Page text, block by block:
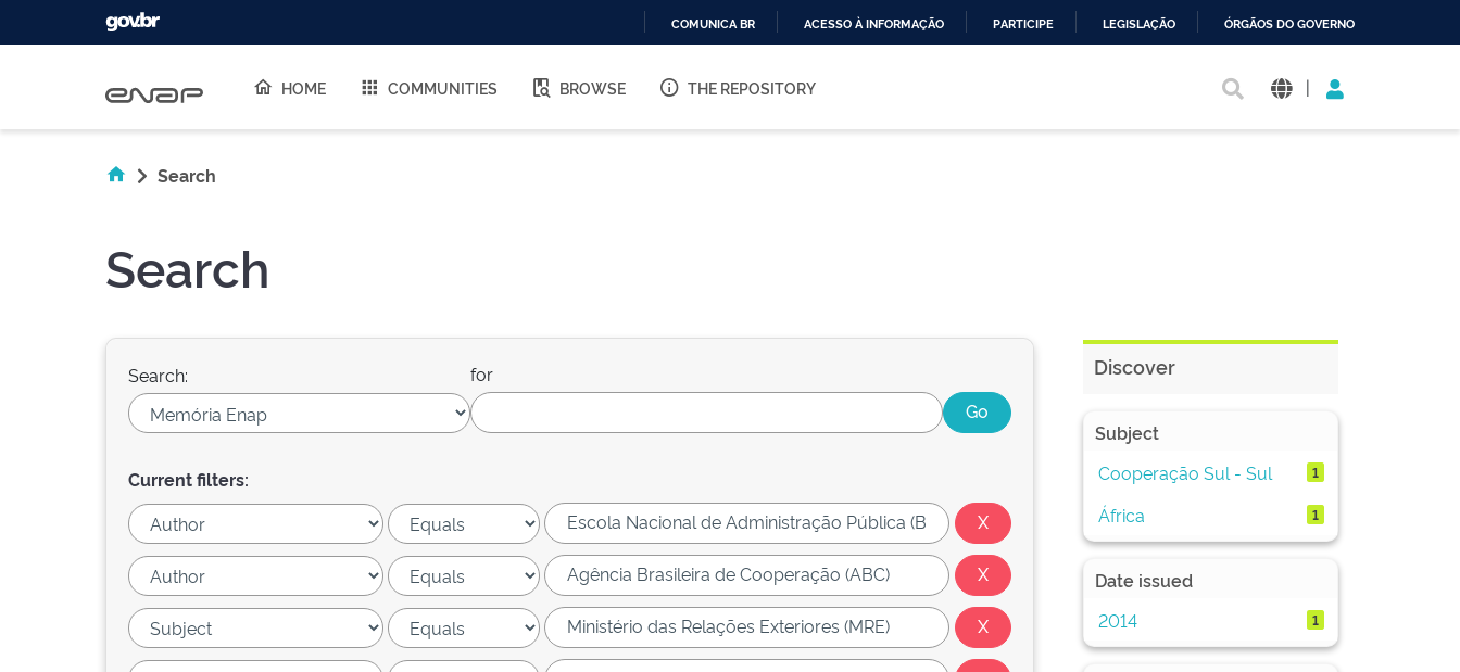
O
COMUNICA BR ACESSO À INFORMAÇÃO PARTICIPE LEGISLAÇÃO ÓRGÃOS DO GOVERNO
HOME COMMUNITIES BROWSE THE REPOSITORY |
Search
Search
Search: for
Current filters:
Discover
Subject
Cooperação Sul - Sul
1
África 1
Date issued
2014
1